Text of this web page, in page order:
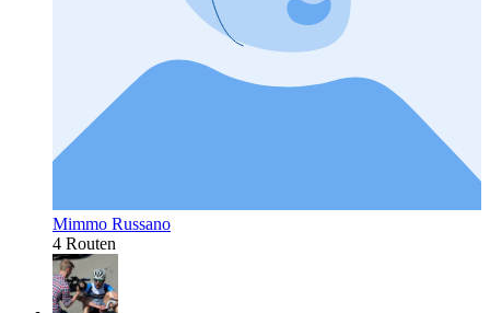
Mimmo Russano
4 Routen